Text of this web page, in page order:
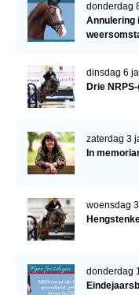
donderdag
Annulering
dinsdag 6
Drie
zaterdag 3
In
woensdag
donderdag